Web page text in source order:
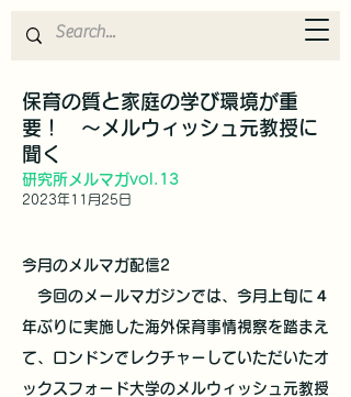
保育の質と家庭の学び環境が重
要！ ～メルウィッシュ元教授に
聞く
2023年11月25日
研究所メルマガvol.13
今月のメルマガ配信2
今回のメールマガジンでは、今月上旬に４
年ぶりに実施した海外保育事情視察を踏まえ
て、ロンドンでレクチャーしていただいたオ
ックスフォード大学のメルウィッシュ元教授